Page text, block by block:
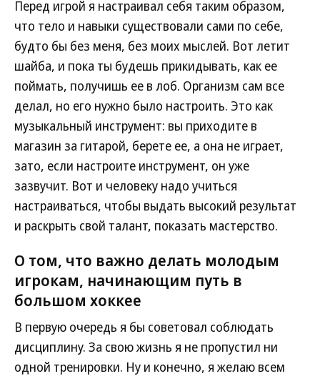
Перед игрой я настраивал себя таким образом,
что тело и навыки существовали сами по себе,
будто бы без меня, без моих мыслей. Вот летит
шайба, и пока ты будешь прикидывать, как ее
поймать, получишь ее в лоб. Организм сам все
делал, но его нужно было настроить. Это как
музыкальный инструмент: вы приходите в
магазин за гитарой, берете ее, а она не играет,
зато, если настроите инструмент, он уже
зазвучит. Вот и человеку надо учиться
настраиваться, чтобы выдать высокий результат
и раскрыть свой талант, показать мастерство.
О том, что важно делать молодым
игрокам, начинающим путь в
большом хоккее
В первую очередь я бы советовал соблюдать
дисциплину. За свою жизнь я не пропустил ни
одной тренировки. Ну и конечно, я желаю всем